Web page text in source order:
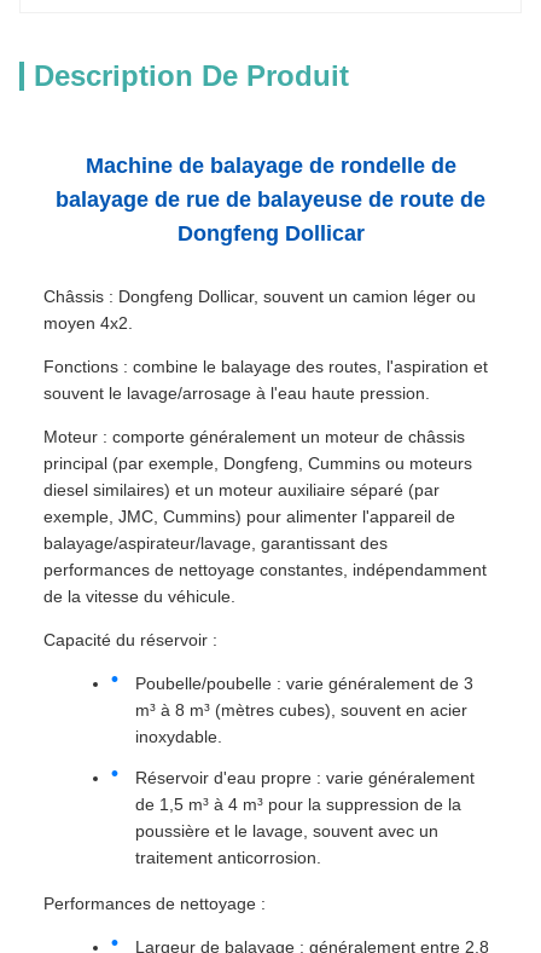
Description De Produit
Machine de balayage de rondelle de
balayage de rue de balayeuse de route de
Dongfeng Dollicar
Châssis : Dongfeng Dollicar, souvent un camion léger ou
moyen 4x2.
Fonctions : combine le balayage des routes, l'aspiration et
souvent le lavage/arrosage à l'eau haute pression.
Moteur : comporte généralement un moteur de châssis
principal (par exemple, Dongfeng, Cummins ou moteurs
diesel similaires) et un moteur auxiliaire séparé (par
exemple, JMC, Cummins) pour alimenter l'appareil de
balayage/aspirateur/lavage, garantissant des
performances de nettoyage constantes, indépendamment
de la vitesse du véhicule.
Capacité du réservoir :
Poubelle/poubelle : varie généralement de 3
m³ à 8 m³ (mètres cubes), souvent en acier
inoxydable.
Réservoir d'eau propre : varie généralement
de 1,5 m³ à 4 m³ pour la suppression de la
poussière et le lavage, souvent avec un
traitement anticorrosion.
Performances de nettoyage :
Largeur de balayage : généralement entre 2,8